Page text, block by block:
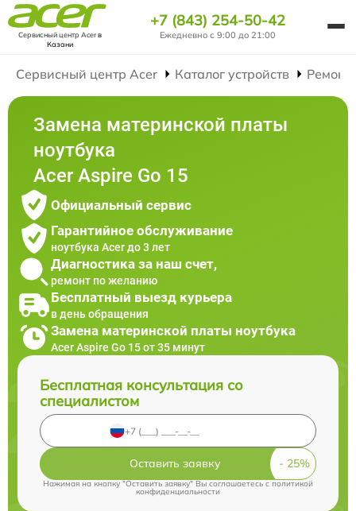
Сервисный центр Acerв
Казани
+7 (843) 254-50-42
Ежедневно с 9:00 до 21:00
Сервисный центр Acer Каталог устройств Ремонт
Замена материнской платы
ноутбука
Acer Aspire Go 15
Официальный сервис
Гарантийное обслуживание
ноутбука Acer до 3 лет
Диагностика за наш счет,
ремонт по желанию
Бесплатный выезд курьера
в день обращения
Замена материнской платы ноутбука
Acer Aspire Go 15 от 35 минут
Бесплатная консультация со
специалистом
Оставить заявку
Нажимая на кнопку "Оставить заявку" Вы соглашаетесь cполитикой
конфиденциальности